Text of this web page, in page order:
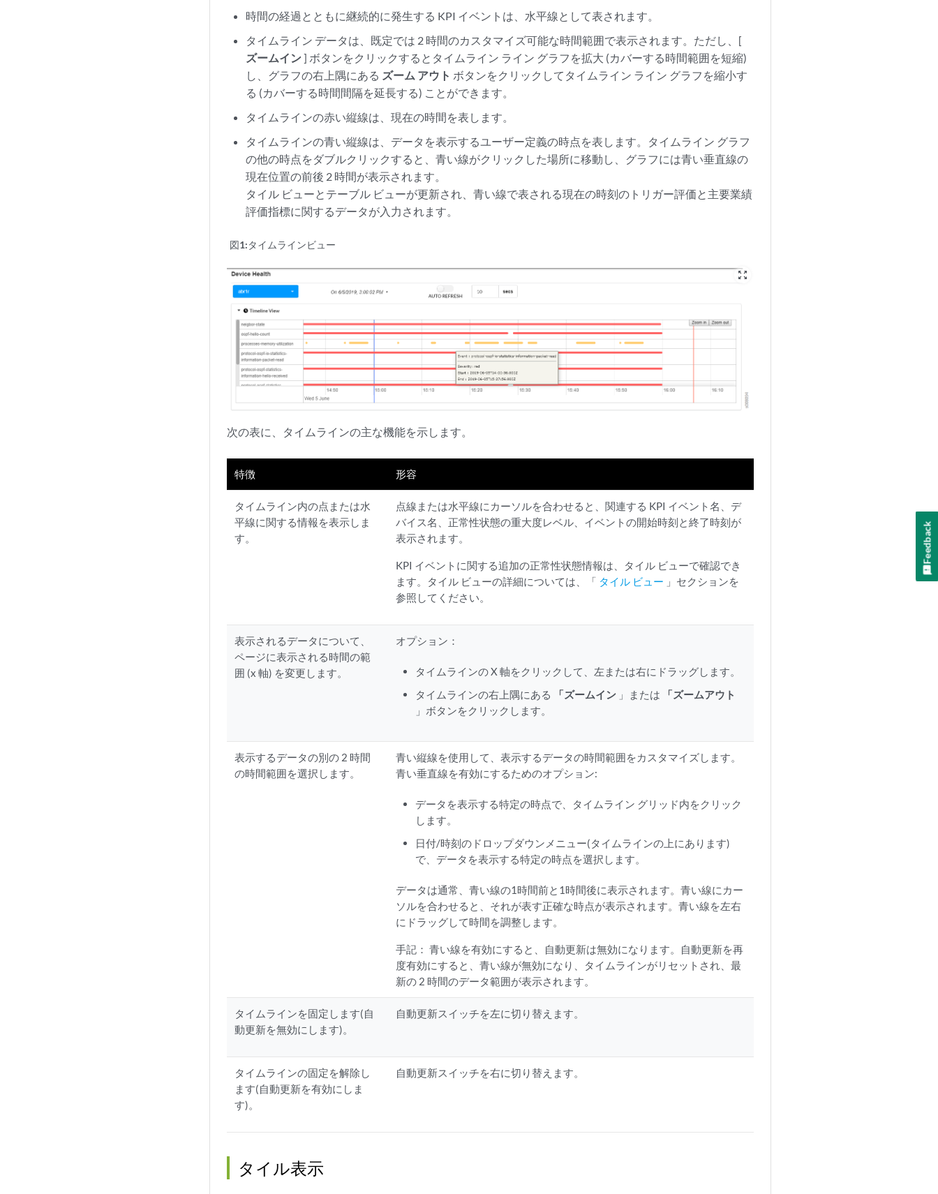
時間の経過とともに継続的に発生する KPI イベントは、水平線として表されます。
タイムライン データは、既定では 2 時間のカスタマイズ可能な時間範囲で表示されます。ただし、[
ズームイン] ボタンをクリックするとタイムライン ライン グラフを拡大 (カバーする時間範囲を短縮)
し、グラフの右上隅にある ズーム アウト ボタンをクリックしてタイムライン ライン グラフを縮小す
る (カバーする時間間隔を延長する) ことができます。
タイムラインの赤い縦線は、現在の時間を表します。
タイムラインの青い縦線は、データを表示するユーザー定義の時点を表します。タイムライン グラフ
の他の時点をダブルクリックすると、青い線がクリックした場所に移動し、グラフには青い垂直線の
現在位置の前後 2 時間が表示されます。
タイル ビューとテーブル ビューが更新され、青い線で表される現在の時刻のトリガー評価と主要業績
評価指標に関するデータが入力されます。
図1:タイムラインビュー
zoom_out_map
次の表に、タイムラインの主な機能を示します。
特徴 形容
タイムライン内の点または水
平線に関する情報を表示しま
す。
点線または水平線にカーソルを合わせると、関連する KPI イベント名、デ
バイス名、正常性状態の重大度レベル、イベントの開始時刻と終了時刻が
表示されます。
KPI イベントに関する追加の正常性状態情報は、タイル ビューで確認でき
ます。タイル ビューの詳細については、「 タイル ビュー 」セクションを
参照してください。
表示されるデータについて、
ページに表示される時間の範
囲 (x 軸) を変更します。
オプション：
タイムラインの X 軸をクリックして、左または右にドラッグします。
タイムラインの右上隅にある
「ズームイン」または
「ズームアウト
」ボタンをクリックします。
表示するデータの別の 2 時間
の時間範囲を選択します。
青い縦線を使用して、表示するデータの時間範囲をカスタマイズします。
青い垂直線を有効にするためのオプション:
データを表示する特定の時点で、タイムライン グリッド内をクリック
します。
日付/時刻のドロップダウンメニュー(タイムラインの上にあります)
で、データを表示する特定の時点を選択します。
データは通常、青い線の1時間前と1時間後に表示されます。青い線にカー
ソルを合わせると、それが表す正確な時点が表示されます。青い線を左右
にドラッグして時間を調整します。
手記： 青い線を有効にすると、自動更新は無効になります。自動更新を再
度有効にすると、青い線が無効になり、タイムラインがリセットされ、最
新の 2 時間のデータ範囲が表示されます。
タイムラインを固定します(自
動更新を無効にします)。
自動更新スイッチを左に切り替えます。
タイムラインの固定を解除し
ます(自動更新を有効にしま
す)。
自動更新スイッチを右に切り替えます。
タイル表示
Feedback